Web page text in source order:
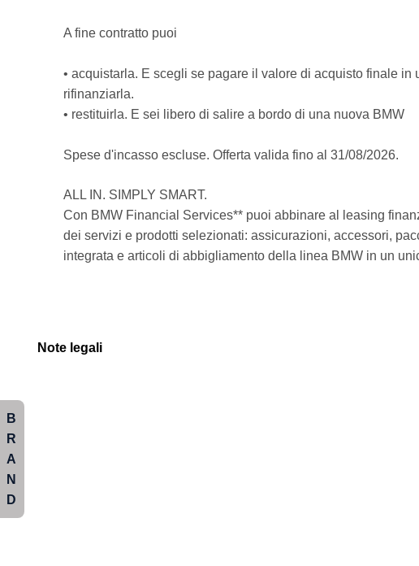
A fine contratto puoi
• acquistarla. E scegli se pagare il valore di acquisto finale
rifinanziarla.
• restituirla. E sei libero di salire a bordo di una nuova BMW
Spese d'incasso escluse. Offerta valida fino al 31/08/2026.
ALL IN. SIMPLY SMART.
Con BMW Financial Services** puoi abbinare al leasing
dei servizi e prodotti selezionati: assicurazioni, accessori,
integrata e articoli di abbigliamento della linea BMW in un
Note legali
B
R
A
N
D